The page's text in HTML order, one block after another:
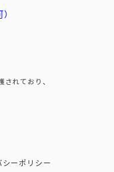
れており、
シーポリシー